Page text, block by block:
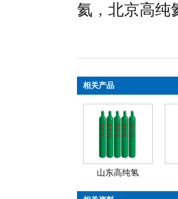
氦 ， 北京高纯
相关产品
山东高纯氢